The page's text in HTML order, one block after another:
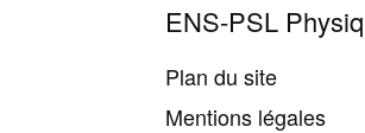
ENS-PSL
Plan du site
Mentions légales